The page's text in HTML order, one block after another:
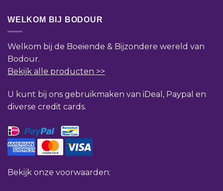
WELKOM BIJ BODOUR
Welkom bij de Boeiende & Bijzondere wereld van
Bodour.
Bekijk alle producten >>
U kunt bij ons gebruikmaken van iDeal, Paypal en
diverse credit cards.
Bekijk onze voorwaarden: